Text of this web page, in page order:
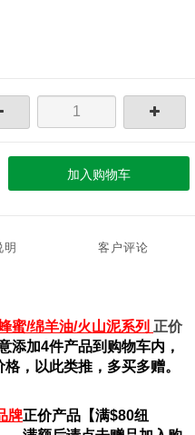
加入购物车
明 客户评论
蜜/绵羊油/火山泥系列 正价
添加4件产品到购物车内，
，以此类推，多买多赠。
牌正价产品【满$80纽